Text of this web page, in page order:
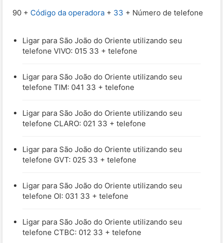
90 + Código da operadora + 33 + Número de telefone
Ligar para São João do Oriente utilizando seu
telefone VIVO: 015 33 + telefone
Ligar para São João do Oriente utilizando seu
telefone TIM: 041 33 + telefone
Ligar para São João do Oriente utilizando seu
telefone CLARO: 021 33 + telefone
Ligar para São João do Oriente utilizando seu
telefone GVT: 025 33 + telefone
Ligar para São João do Oriente utilizando seu
telefone OI: 031 33 + telefone
Ligar para São João do Oriente utilizando seu
telefone CTBC: 012 33 + telefone